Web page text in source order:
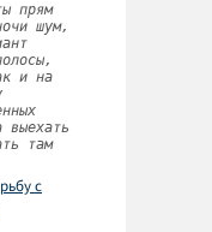
прям
шум,
и на
выехать
там
с